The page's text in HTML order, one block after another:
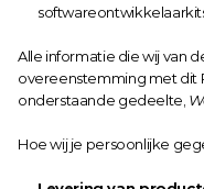
Alle informatie die wij van
overeenstemming met dit
onderstaande gedeelte,
Hoe wij je persoonlijke